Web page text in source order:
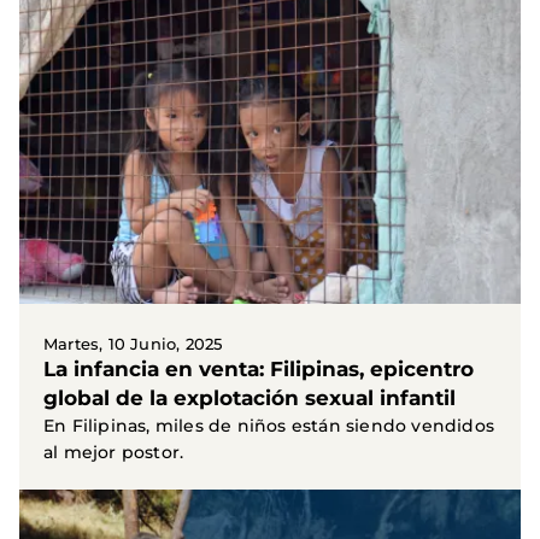
Martes, 10 Junio, 2025
La infancia en venta: Filipinas, epicentro
global de la explotación sexual infantil
En Filipinas, miles de niños están siendo vendidos
al mejor postor.